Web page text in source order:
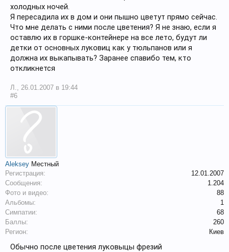
холодных ночей.
Я пересадила их в дом и они пышно цветут прямо сейчас.
Что мне делать с ними после цветения? Я не знаю, если я
оставлю их в горшке-контейнере на все лето, будут ли
детки от основных луковиц как у тюльпанов или я
должна их выкапывать? Заранее спавибо тем, кто
откликнется
Л., 26.01.2007 в 19:44
#6
Aleksey Местный
Регистрация:
12.01.2007
Сообщения:
1.204
Фото и видео:
88
Альбомы:
1
Симпатии:
68
Баллы:
260
Регион:
Киев
Обычно после цветения луковыцы фрезий